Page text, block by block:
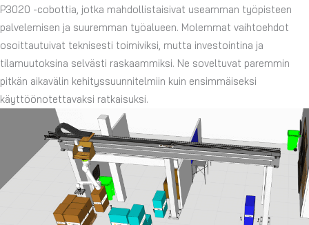
P3020 -cobottia, jotka mahdollistaisivat useamman työpisteen
palvelemisen ja suuremman työalueen. Molemmat vaihtoehdot
osoittautuivat teknisesti toimiviksi, mutta investointina ja
tilamuutoksina selvästi raskaammiksi. Ne soveltuvat paremmin
pitkän aikavälin kehityssuunnitelmiin kuin ensimmäiseksi
käyttöönotettavaksi ratkaisuksi.